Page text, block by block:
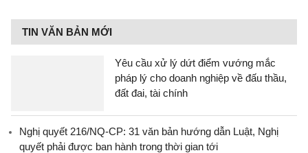
TIN VĂN BẢN MỚI
Yêu cầu xử lý dứt điểm vướng mắc
pháp lý cho doanh nghiệp về đấu thầu,
đất đai, tài chính
Nghị quyết 216/NQ-CP: 31 văn bản hướng dẫn Luật, Nghị
quyết phải được ban hành trong thời gian tới